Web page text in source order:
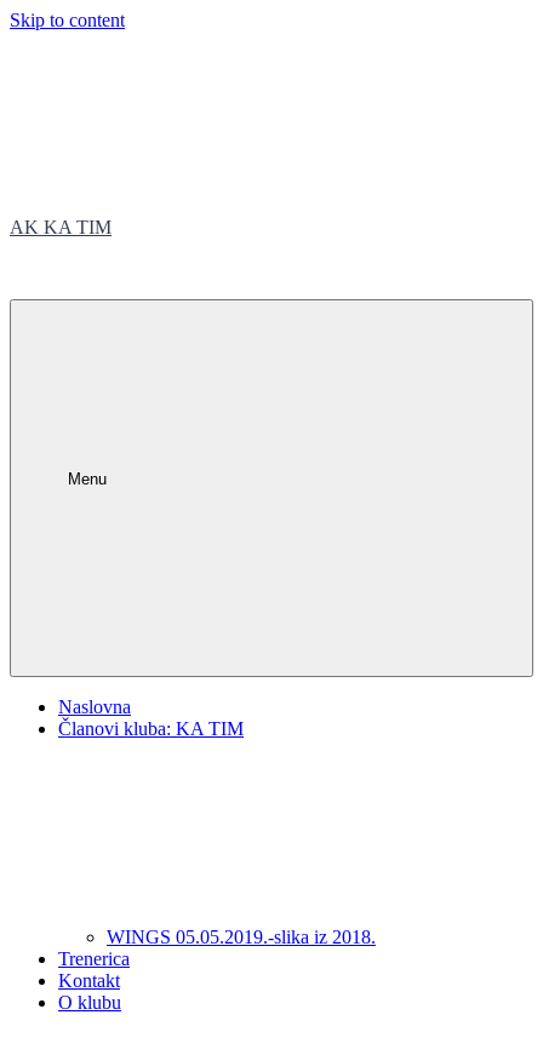
Skip to content
AK KA TIM
Menu
Naslovna
Članovi kluba: KA TIM
WINGS 05.05.2019.-slika iz 2018.
Trenerica
Kontakt
O klubu